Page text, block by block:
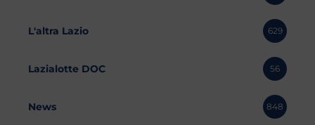
L'altra Lazio 629
Lazialotte DOC 56
News 848